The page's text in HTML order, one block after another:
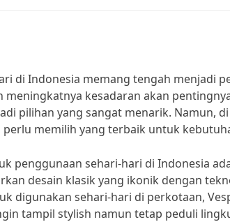
di Indonesia memang tengah menjadi
kesadaran akan
pilihan yang sangat menarik. Namun,
memilih yang terbaik untuk
penggunaan sehari-hari di Indonesia
desain klasik yang ikonik dengan
digunakan sehari-hari di perkotaan,
tampil stylish namun tetap peduli